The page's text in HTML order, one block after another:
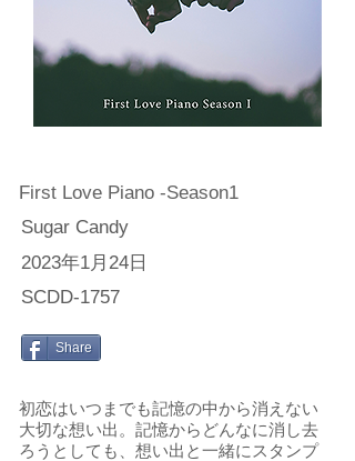
First Love Piano -Season1
Sugar Candy
2023年1月24日
SCDD-1757
Share
初恋はいつまでも記憶の中から消えない
大切な想い出。記憶からどんなに消し去
ろうとしても、想い出と一緒にスタンプ